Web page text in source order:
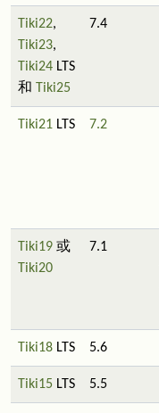
Tiki22,
Tiki23,
Tiki24 LTS
和
Tiki25
7.4
Tiki21 LTS 7.2
Tiki19 或
Tiki20
7.1
Tiki18 LTS 5.6
Tiki15 LTS 5.5